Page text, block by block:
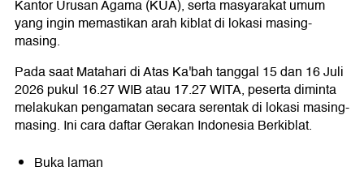
Kantor Urusan Agama (KUA), serta masyarakat umum
yang ingin memastikan arah kiblat di lokasi masing-
masing.
Pada saat Matahari di Atas Ka'bah tanggal 15 dan 16 Juli
2026 pukul 16.27 WIB atau 17.27 WITA, peserta diminta
melakukan pengamatan secara serentak di lokasi masing-
masing. Ini cara daftar Gerakan Indonesia Berkiblat.
Buka laman